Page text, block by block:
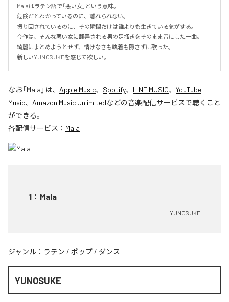
Malaはラテン語で「悪い女」という意味。
危険だとわかっているのに、離れられない。
振り回されているのに、その瞬間だけは誰よりも生きている気がする。
今作は、そんな悪い女に翻弄される男の足掻きをそのまま音にした一曲。
綺麗にまとめようとせず、情けなさも執着も隠さずに歌った。
新しいYUNOSUKEを感じて欲しい。
なお「Mala 」は、 Apple Music、 Spotify、 LINE MUSIC、 YouTube
Music、 Amazon Music Unlimitedなどの音楽配信サービスで聴くこと
ができる。
各配信サービス： Mala
1 ： Mala
YUNOSUKE
ジャンル： ラテン / ポップ / ダンス
YUNOSUKE